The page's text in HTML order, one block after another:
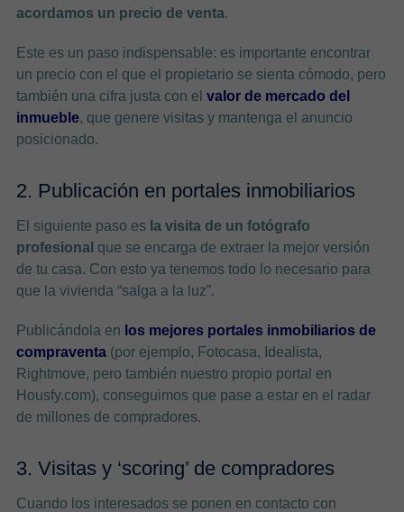
acordamos un precio de venta.
Este es un paso indispensable: es importante encontrar
un precio con el que el propietario se sienta cómodo, pero
también una cifra justa con el valor de mercado del
inmueble, que genere visitas y mantenga el anuncio
posicionado.
2. Publicación en portales inmobiliarios
El siguiente paso es la visita de un fotógrafo
profesional que se encarga de extraer la mejor versión
de tu casa. Con esto ya tenemos todo lo necesario para
que la vivienda “salga a la luz”.
Publicándola en los mejores portales inmobiliarios de
compraventa(por ejemplo, Fotocasa, Idealista,
Rightmove, pero también nuestro propio portal en
Housfy.com), conseguimos que pase a estar en el radar
de millones de compradores.
3. Visitas y ‘scoring’ de compradores
Cuando los interesados se ponen en contacto con